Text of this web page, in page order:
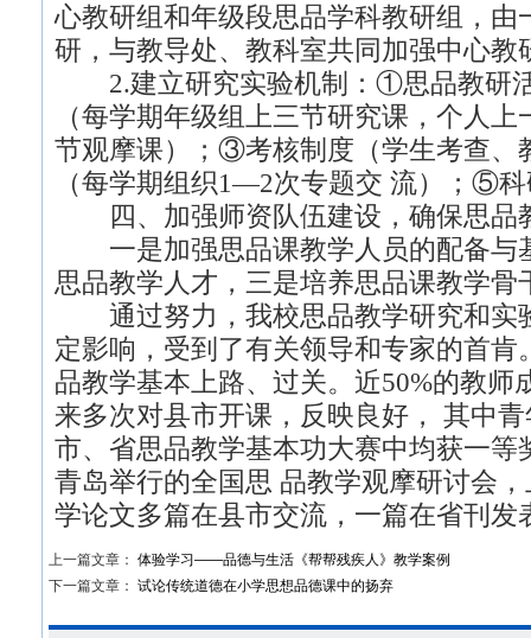
心教研组和年级段思品学科教研组，由
研，与教导处、教科室共同加强中心教
2.建立研究实验机制：①思品教研
（每学期年级组上三节研究课，个人
节观摩课）；③考核制度（学生考查
（每学期组织1—2次专题交 流）；⑤
四、加强师资队伍建设，确保思品
一是加强思品课教学人员的配备与
思品教学人才，三是培养思品课教学骨
通过努力，我校思品教学研究和实
定影响，受到了有关领导和专家的首肯
品教学基本上路、过关。近50%的教师
来多次对县市开课，反映良好， 其中
市、省思品教学基本功大赛中均获一等
青岛举行的全国思 品教学观摩研讨会
学论文多篇在县市交流，一篇在省刊发
上一篇文章： 体验学习——品德与生活《帮帮残疾人》教学案例
下一篇文章： 试论传统道德在小学思想品德课中的扬弃